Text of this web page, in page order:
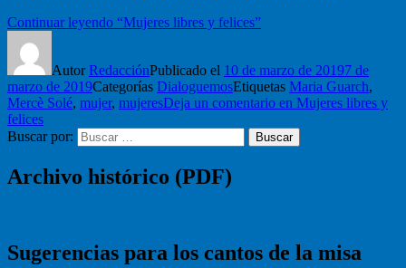
Continuar leyendo “Mujeres libres y felices”
AutorRedacciónPublicado el 10 de marzo de 20197 de
marzo de 2019Categorías DialoguemosEtiquetas Maria Guarch,
Mercè Solé, mujer, mujeresDeja un comentario en Mujeres libres y
felices
Buscar por:
Buscar
Archivo histórico (PDF)
Sugerencias para los cantos de la misa